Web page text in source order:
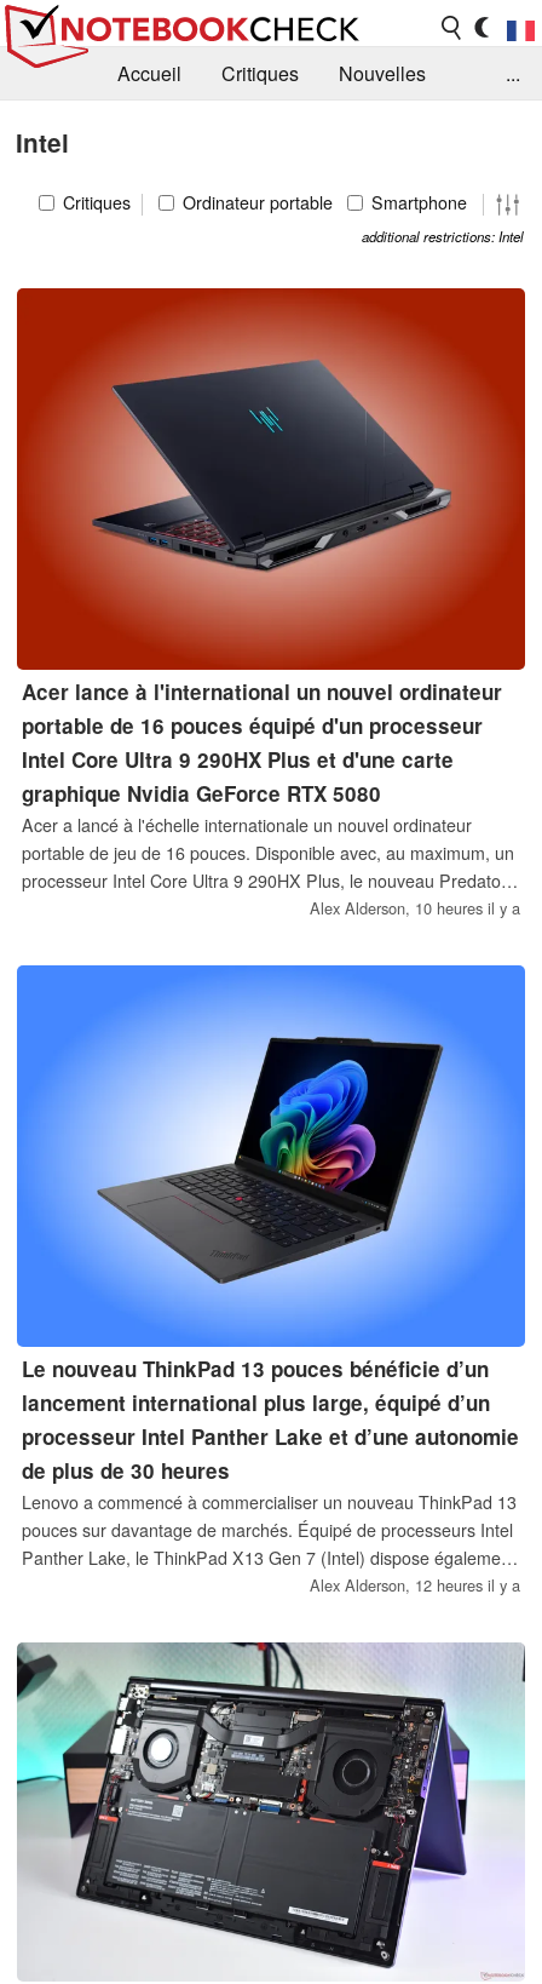
Accueil Critiques
Nouvelles
...
Intel
Critiques Ordinateur portable Smartphone
additional restrictions: Intel
Acer lance à l'international un nouvel ordinateur
portable de 16 pouces équipé d'un processeur
Intel Core Ultra 9 290HX Plus et d'une carte
graphique Nvidia GeForce RTX 5080
Acer a lancé à l'échelle internationale un nouvel ordinateur
portable de jeu de 16 pouces. Disponible avec, au maximum, un
processeur Intel Core Ultra 9 290HX Plus, le nouveau Predator
Helios Neo 16 associe également une carte graphique Nvidia
240 Hz.
Alex Alderson, 10 heures il y a
Le nouveau ThinkPad 13 pouces bénéficie d’un
lancement international plus large, équipé d’un
processeur Intel Panther Lake et d’une autonomie
de plus de 30 heures
Lenovo a commencé à commercialiser un nouveau ThinkPad 13
pouces sur davantage de marchés. Équipé de processeurs Intel
Panther Lake, le ThinkPad X13 Gen 7 (Intel) dispose également
d’une mémoire vive pouvant atteindre 32 Go, d’un écran de 400
jusqu’à 30 heures d’autonomie entre deux charges.
Alex Alderson, 12 heures il y a